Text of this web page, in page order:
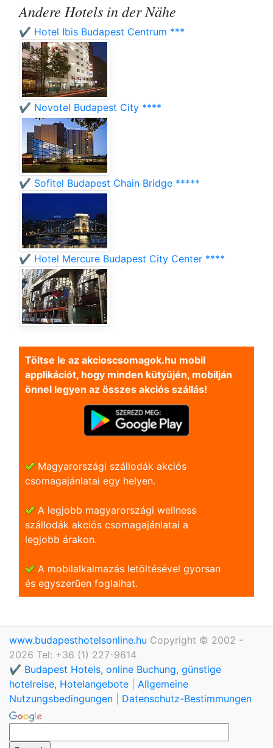
Andere Hotels in der Nähe
✔️ Hotel Ibis Budapest Centrum ***
✔️ Novotel Budapest City ****
✔️ Sofitel Budapest Chain Bridge *****
✔️ Hotel Mercure Budapest City Center ****
Töltse le az akcioscsomagok.hu mobil
applikációt, hogy minden kütyüjén, mobilján
önnel legyen az összes akciós szállás!
Magyarországi szállodák akciós
csomagajánlatai egy helyen.
A legjobb magyarországi wellness
szállodák akciós csomagajánlatai a
legjobb árakon.
A mobilalkalmazás letöltésével gyorsan
és egyszerũen foglalhat.
www.budapesthotelsonline.hu Copyright © 2002 -
2026 Tel: +36 (1) 227-9614
✔️ Budapest Hotels, online Buchung, günstige
hotelreise, Hotelangebote
Allgemeine
Nutzungsbedingungen
Datenschutz-Bestimmungen